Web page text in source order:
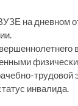
на дневном
трудовой
инвалида.